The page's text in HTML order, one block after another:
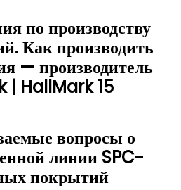
вопросы о
линии SPC-
покрытий